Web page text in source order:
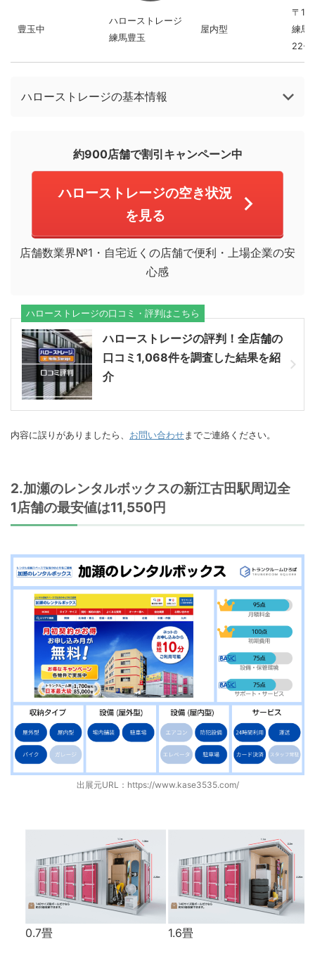
豊玉中
ハローストレージ
練馬豊玉
屋内型
〒
練馬
22-8
ハローストレージの基本情報
約900店舗で割引キャンペーン中
ハローストレージの空き状況
を見る
店舗数業界№1・自宅近くの店舗で便利・上場企業の安
心感
ハローストレージの評判！全店舗の
口コミ1,068件を調査した結果を紹
介
ハローストレージの口コミ・評判はこちら
内容に誤りがありましたら、 お問い合わせまでご連絡ください。
2.加瀬のレンタルボックスの新江古田駅周辺全
1店舗の最安値は11,550円
出展元URL： https://www.kase3535.com/
0.7畳 1.6畳